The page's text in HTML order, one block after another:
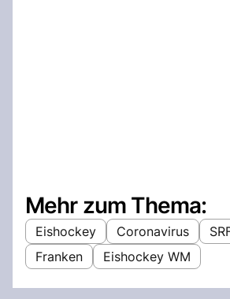
Mehr zum Thema:
Eishockey Coronavirus
Franken
Eishockey WM